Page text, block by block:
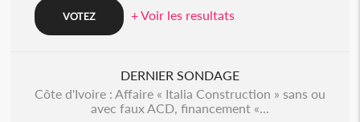
+ Voir les resultats
DERNIER SONDAGE
Côte d'Ivoire : Affaire « Italia Construction » sans ou
avec faux ACD, financement «...